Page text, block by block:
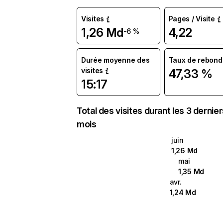
Visites
1,26 Md-6 %
Pages / Visite
4,22
Durée moyenne des
visites
15:17
Taux de rebond
47,33 %
Total des visites durant les 3
mois
juin
1,26 Md
mai
1,35 Md
avr.
1,24 Md